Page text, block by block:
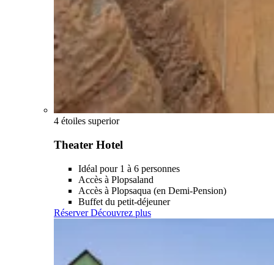
4 étoiles superior
Theater Hotel
Idéal pour 1 à 6 personnes
Accès à Plopsaland
Accès à Plopsaqua (en Demi-Pension)
Buffet du petit-déjeuner
Réserver Découvrez plus